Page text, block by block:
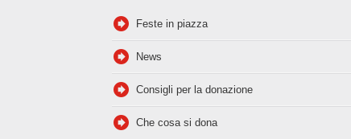
Feste in piazza
News
Consigli per la donazione
Che cosa si dona